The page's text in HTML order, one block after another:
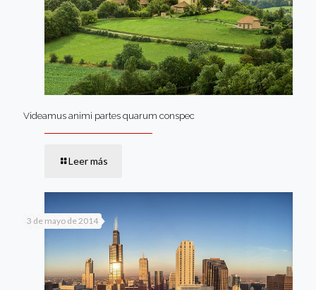
Videamus animi partes quarum conspec
Leer más
3 de mayo de 2014